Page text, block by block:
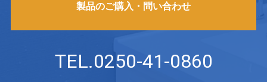
製品のご購入・問い合わせ
TEL.0250-41-0860